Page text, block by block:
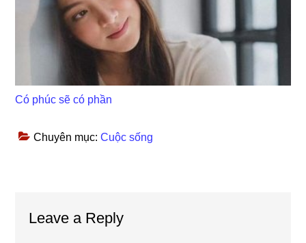
Có phúc sẽ có phần
Chuyên mục:Cuộc sống
Interactions
Leave a Reply